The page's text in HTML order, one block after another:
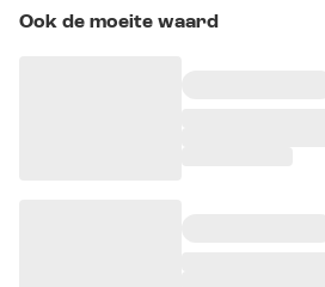
Ook de moeite waard